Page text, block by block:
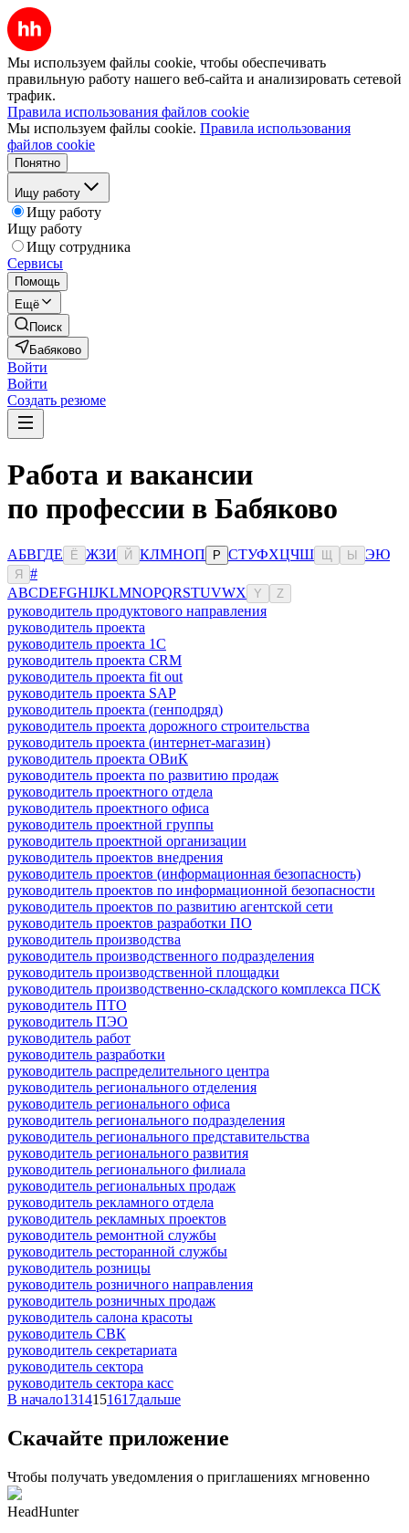
Мы используем файлы cookie, чтобы обеспечивать
правильную работу нашего веб-сайта и анализировать сетевой
трафик.
Правила использования файлов cookie
Мы используем файлы cookie. Правила использования
файлов cookie
Понятно
Ищу работу
Ищу работу
Ищу работу
Ищу сотрудника
Сервисы
Помощь
Ещё
Поиск
Бабяково
Войти
Войти
Создать резюме
Работа и вакансии
по профессии в Бабяково
АБВГДЕ Ё ЖЗИ Й КЛМНОП Р СТУФХЦЧШ Ы ЭЮ
Я
#
ABCDEFGHIJKLMNOPQRSTUVWX Y Z
руководитель продуктового направления
руководитель проекта
руководитель проекта 1C
руководитель проекта CRM
руководитель проекта fit out
руководитель проекта SAP
руководитель проекта (генподряд)
руководитель проекта дорожного строительства
руководитель проекта (интернет-магазин)
руководитель проекта ОВиК
руководитель проекта по развитию продаж
руководитель проектного отдела
руководитель проектного офиса
руководитель проектной группы
руководитель проектной организации
руководитель проектов внедрения
руководитель проектов (информационная безопасность)
руководитель проектов по информационной безопасности
руководитель проектов по развитию агентской сети
руководитель проектов разработки ПО
руководитель производства
руководитель производственного подразделения
руководитель производственной площадки
руководитель производственно-складского комплекса ПСК
руководитель ПТО
руководитель ПЭО
руководитель работ
руководитель разработки
руководитель распределительного центра
руководитель регионального отделения
руководитель регионального офиса
руководитель регионального подразделения
руководитель регионального представительства
руководитель регионального развития
руководитель регионального филиала
руководитель региональных продаж
руководитель рекламного отдела
руководитель рекламных проектов
руководитель ремонтной службы
руководитель ресторанной службы
руководитель розницы
руководитель розничного направления
руководитель розничных продаж
руководитель салона красоты
руководитель СВК
руководитель секретариата
руководитель сектора
руководитель сектора касс
В начало1314151617дальше
Скачайте приложение
Чтобы получать уведомления о приглашениях мгновенно
HeadHunter